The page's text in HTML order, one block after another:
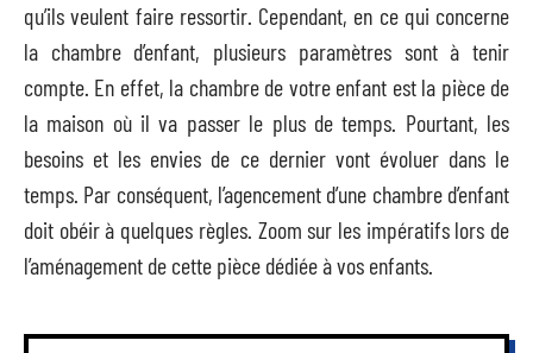
qu’ils veulent faire ressortir. Cependant, en ce qui concerne
la chambre d’enfant, plusieurs paramètres sont à tenir
compte. En effet, la chambre de votre enfant est la pièce de
la maison où il va passer le plus de temps. Pourtant, les
besoins et les envies de ce dernier vont évoluer dans le
temps. Par conséquent, l’agencement d’une chambre d’enfant
doit obéir à quelques règles. Zoom sur les impératifs lors de
l’aménagement de cette pièce dédiée à vos enfants.